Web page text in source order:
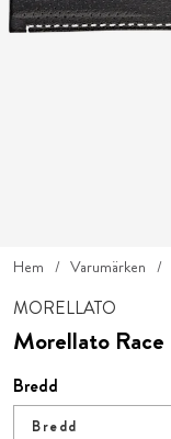
Hem Varumärken
MORELLATO
Morellato Race
Bredd
Bredd